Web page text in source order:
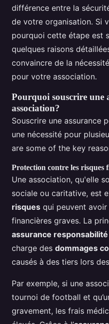
différence entre la
de votre organisation. Si
pourquoi cette étape est
quelques raisons
convaincre de la
pour votre association.
Pourquoi souscrire une
association?
Souscrire une assurance
une nécessité pour
are some of the key
Protection contre les risques
Une association, qu'elle
sociale ou caritative, est
risques qui peuvent
financières graves. La
assurance
charge des dommages
causés à des tiers lors
Par exemple, si une
tournoi de football et
gravement, les frais